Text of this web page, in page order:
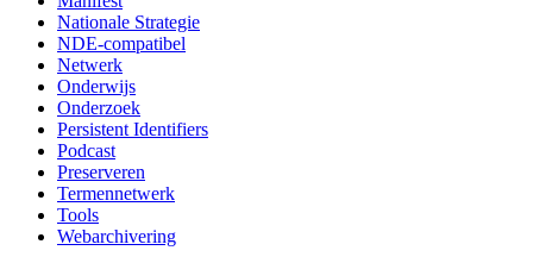
Nationale Strategie
NDE-compatibel
Netwerk
Onderwijs
Onderzoek
Persistent Identifiers
Podcast
Preserveren
Termennetwerk
Tools
Webarchivering